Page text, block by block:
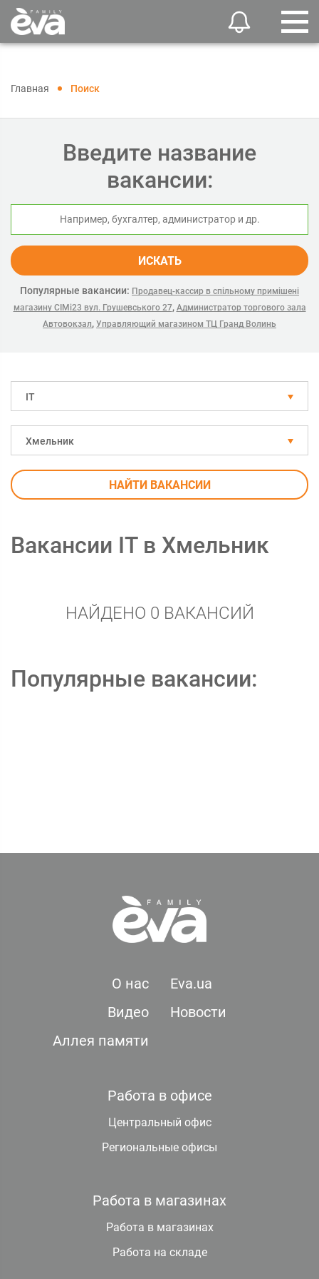
Главная Поиск
Введите название
вакансии:
ИСКАТЬ
Популярные вакансии: Продавец-кассир в спільному примішені
магазину СІМі23 вул. Грушевського 27, Администратор торгового зала
Автовокзал, Управляющий магазином ТЦ Гранд Волинь
IT
Хмельник
НАЙТИ ВАКАНСИИ
Вакансии IT в Хмельник
НАЙДЕНО 0 ВАКАНСИЙ
Популярные вакансии:
О нас
Eva.ua
Видео
Новости
Аллея памяти
Работа в офисе
Центральный офис
Региональные офисы
Работа в магазинах
Работа в магазинах
Работа на складе